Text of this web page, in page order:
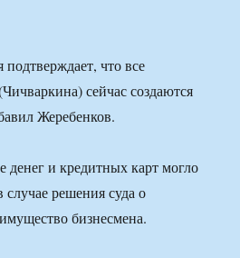
подтверждает, что все
сейчас создаются
Жеребенков.
денег и кредитных карт могло
решения суда о
бизнесмена.